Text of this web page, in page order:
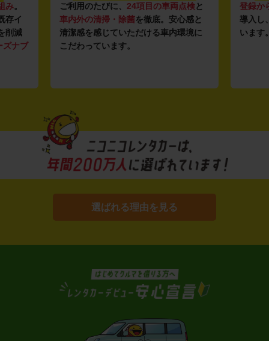
み。
存イ
削減
ズナブ
ご利用のたびに、 24項目の車両点検と
車内外の清掃・除菌を徹底。安心感と
清潔感を感じていただける車内環境に
こだわっています。
登録か
導入し
います
選ばれる理由を見る